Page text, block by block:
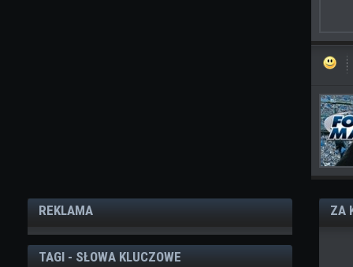
REKLAMA
TAGI - SŁOWA KLUCZOWE
ZA